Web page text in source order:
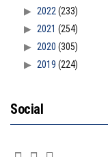
2022 (233)
2021 (254)
2020 (305)
2019 (224)
Social